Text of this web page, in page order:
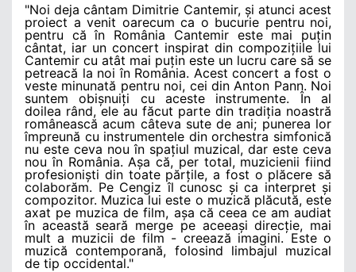
"Noi deja cântam Dimitrie Cantemir, și atunci acest
proiect a venit oarecum ca o bucurie pentru noi,
pentru că în România Cantemir este mai puțin
cântat, iar un concert inspirat din compozițiile lui
Cantemir cu atât mai puțin este un lucru care să se
petreacă la noi în România. Acest concert a fost o
veste minunată pentru noi, cei din Anton Pann. Noi
suntem obișnuiți cu aceste instrumente. În al
doilea rând, ele au făcut parte din tradiția noastră
românească acum câteva sute de ani; punerea lor
împreună cu instrumentele din orchestra simfonică
nu este ceva nou în spațiul muzical, dar este ceva
nou în România. Așa că, per total, muzicienii fiind
profesioniști din toate părțile, a fost o plăcere să
colaborăm. Pe Cengiz îl cunosc și ca interpret și
compozitor. Muzica lui este o muzică plăcută, este
axat pe muzica de film, așa că ceea ce am audiat
în această seară merge pe aceeași direcție, mai
mult a muzicii de film - creează imagini. Este o
muzică contemporană, folosind limbajul muzical
de tip occidental."